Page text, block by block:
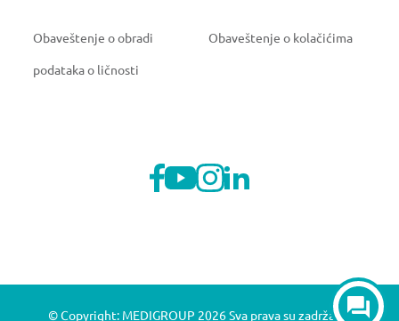
Obaveštenje o obradi
podataka o ličnosti
Obaveštenje o kolačićima
© Copyright: MEDIGROUP 2026 Sva prava su zadržana.